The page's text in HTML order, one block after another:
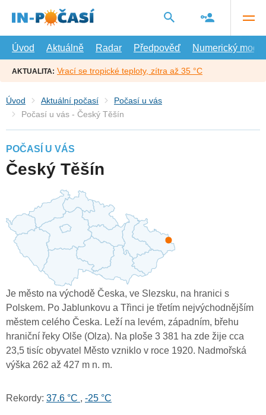
hlavní
Úvod
Aktuálně Radar Předpověď Numerický model
AKTUALITA: Vrací se tropické teploty, zítra až 35 °C
Úvod Aktuální počasí
Počasí u vás
Počasí u vás - Český Těšín
POČASÍ U VÁS
Český Těšín
Je město na východě Česka, ve Slezsku, na hranici s
Polskem. Po Jablunkovu a Třinci je třetím nejvýchodnějším
městem celého Česka. Leží na levém, západním, břehu
hraniční řeky Olše (Olza). Na ploše 3 381 ha zde žije cca
23,5 tisíc obyvatel Město vzniklo v roce 1920. Nadmořská
výška 262 až 427 m n. m.
Rekordy: 37.6 °C , -25 °C